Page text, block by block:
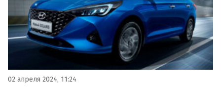
02 апреля 2024, 11:24